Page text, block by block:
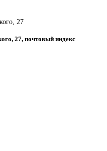
27
27, почтовый индекс